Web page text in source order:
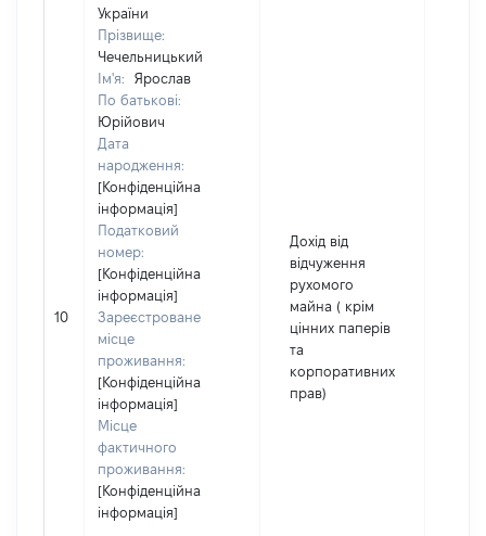
10
України
Прізвище:
Чечельницький
Ім'я:
Ярослав
По батькові:
Юрійович
Дата
народження:
[Конфіденційна
інформація]
Податковий
номер:
[Конфіденційна
інформація]
Зареєстроване
місце
проживання:
[Конфіденційна
інформація]
Місце
фактичного
проживання:
[Конфіденційна
інформація]
Дохід від
відчуження
рухомого
майна ( крім
цінних паперів
та
корпоративних
прав)